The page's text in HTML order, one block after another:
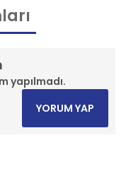
yapılmadı.
YORUM YAP